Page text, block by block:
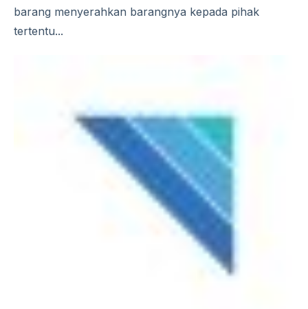
barang menyerahkan barangnya kepada pihak
tertentu...